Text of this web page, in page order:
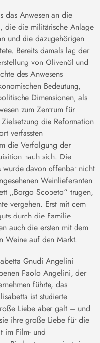
das Anwesen an die
die die militärische Anlage
und die dazugehörigen
Bereits damals lag der
von Olivenöl und
des Anwesens
Bedeutung,
Dimensionen, als
zum Zentrum für
die Reformation
verfassten
die Verfolgung der
nach sich. Die
wurde davon offenbar nicht
Weinlieferanten
„Borgo Scopeto“ trugen,
vergehen. Erst mit dem
durch die Familie
auch die ersten mit dem
Weine auf den Markt.
Gnudi Angelini
Paolo Angelini, der
führte, das
ist studierte
Liebe aber galt – und
ihre große Liebe für die
im Film- und